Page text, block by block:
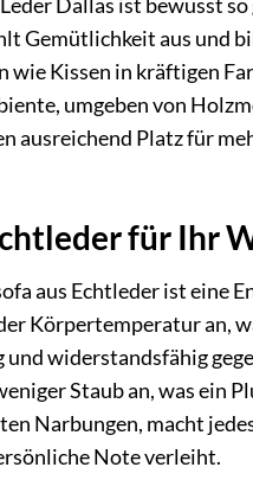
Dallas ist bewusst
Gemütlichkeit aus und
wie Kissen in kräftigen
umgeben von
ausreichend Platz für
für Ihr
aus Echtleder ist eine
Körpertemperatur an,
widerstandsfähig
Staub an, was ein
Narbungen, macht
Note verleiht.